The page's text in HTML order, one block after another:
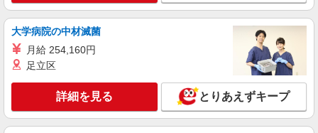
大学病院の中材滅菌
月給 254,160円
足立区
詳細を見る とりあえずキープ